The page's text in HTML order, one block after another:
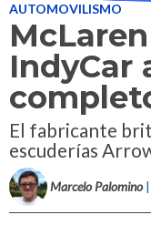
AUTOMOVILISMO
IndyCar
El fabricante
escuderías
Marcelo Palomino